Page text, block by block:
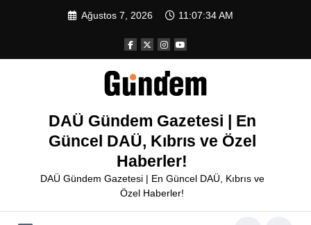
Ağustos 7, 2026 11:07:35 AM
DAÜ Gündem Gazetesi | En
Güncel DAÜ, Kıbrıs ve Özel
Haberler!
DAÜ Gündem Gazetesi | En Güncel DAÜ, Kıbrıs ve
Özel Haberler!